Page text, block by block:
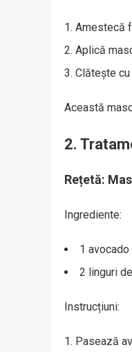
Amestecă
Aplică
Clătește
Această
2.
Rețetă:
Ingrediente:
1 avocado
2 linguri
Instrucțiuni:
Pasează